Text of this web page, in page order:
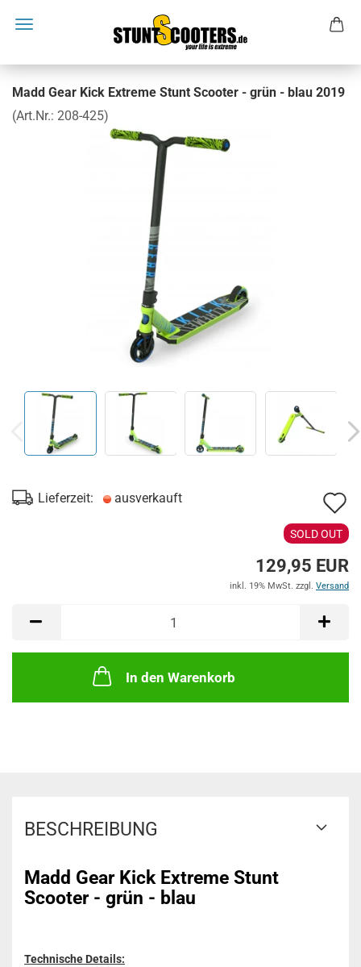
Madd Gear Kick Extreme Stunt Scooter - grün - blau 2019
(Art.Nr.: 208-425)
Lieferzeit: ausverkauft
SOLD OUT
129,95 EUR
inkl. 19% MwSt. zzgl. Versand
In den Warenkorb
BESCHREIBUNG
Madd Gear Kick Extreme Stunt
Scooter - grün - blau
Technische Details: